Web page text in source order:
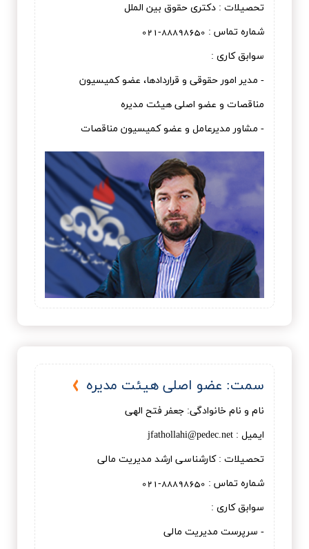
تحصیلات : دكتری حقوق بين الملل
شماره تماس : 88898650-021
سوابق کاری :
- مدیر امور حقوقی و قراردادها، عضو کمیسیون
مناقصات و عضو اصلی هیئت مدیره
- مشاور مدیرعامل و عضو کمیسیون مناقصات
سمت: عضو اصلی هیئت مدیره
نام و نام خانوادگی: جعفر فتح الهی
ایمیل : jfathollahi@pedec.net
تحصیلات : کارشناسی ارشد مدیریت مالی
شماره تماس : 88898650-021
سوابق کاری :
- سرپرست مدیریت مالی